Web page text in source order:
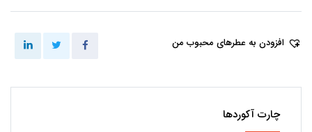
افزودن به عطرهای محبوب من
چارت آکوردها